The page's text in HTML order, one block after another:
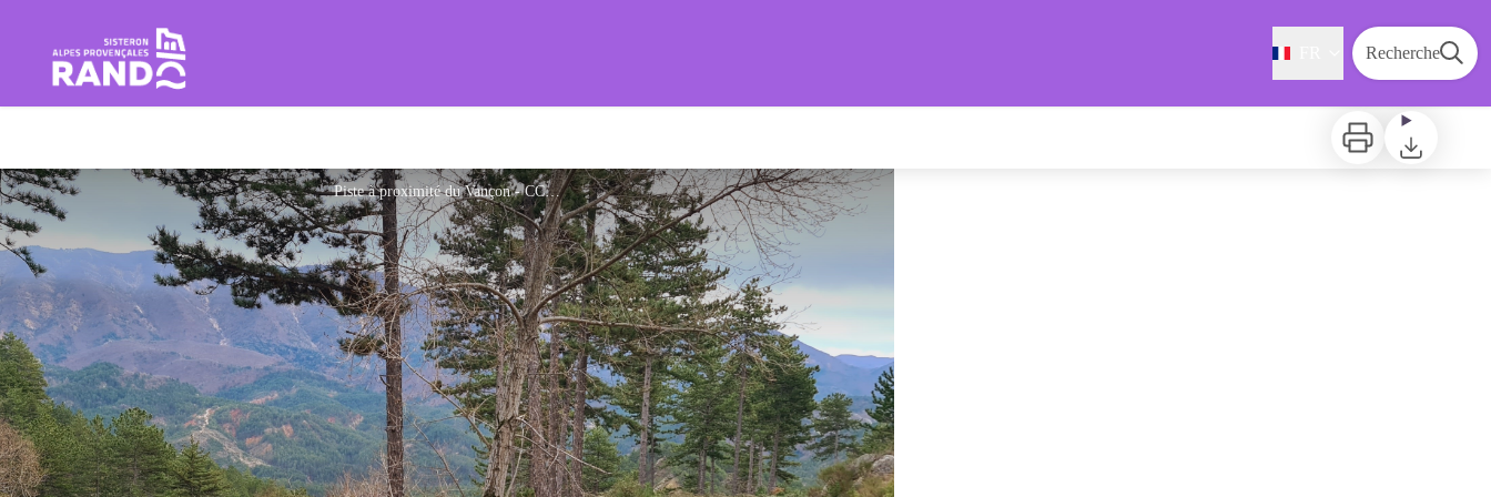
Rando Sisteron Buëch Baronnies Provençales Recherche
Imprimer Télécharger
Piste à proximité du Vançon - CCSB